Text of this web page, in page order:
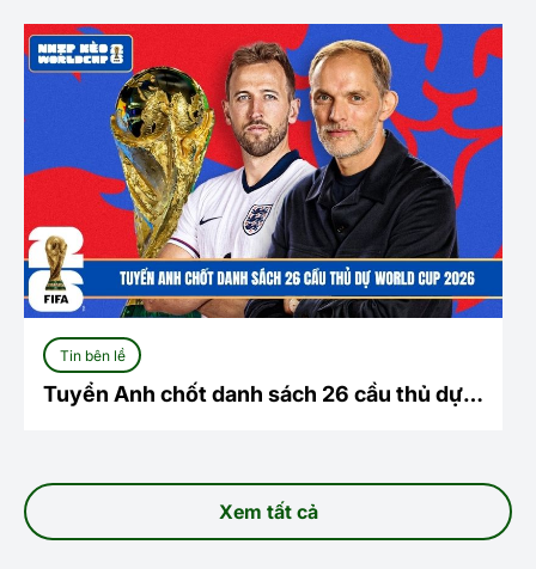
Xem tất cả
Tin bên lề
Tuyển Anh chốt danh sách 26 cầu thủ dự